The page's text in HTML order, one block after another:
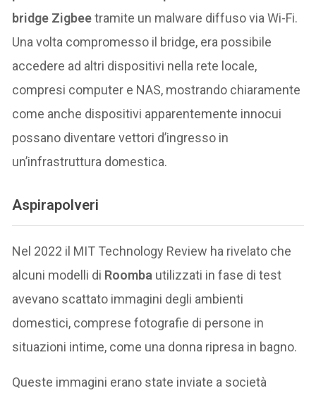
bridge Zigbeetramite un malware diffuso via Wi-Fi.
Una volta compromesso il bridge, era possibile
accedere ad altri dispositivi nella rete locale,
compresi computer e NAS, mostrando chiaramente
come anche dispositivi apparentemente innocui
possano diventare vettori d’ingresso in
un’infrastruttura domestica.
Aspirapolveri
Nel 2022 il MIT Technology Review ha rivelato che
alcuni modelli di Roomba utilizzati in fase di test
avevano scattato immagini degli ambienti
domestici, comprese fotografie di persone in
situazioni intime, come una donna ripresa in bagno.
Queste immagini erano state inviate a società